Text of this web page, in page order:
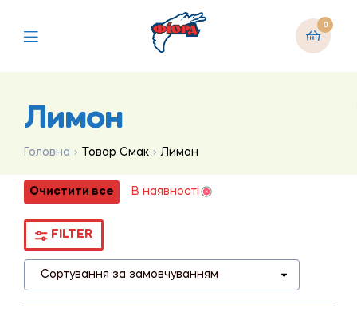
0
Лимон
Головна Товар Смак Лимон
Очистити все В наявності
FILTER